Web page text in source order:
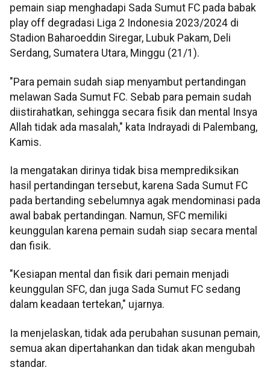
pemain siap menghadapi Sada Sumut FC pada babak
play off degradasi Liga 2 Indonesia 2023/2024 di
Stadion Baharoeddin Siregar, Lubuk Pakam, Deli
Serdang, Sumatera Utara, Minggu (21/1).
"Para pemain sudah siap menyambut pertandingan
melawan Sada Sumut FC. Sebab para pemain sudah
diistirahatkan, sehingga secara fisik dan mental Insya
Allah tidak ada masalah," kata Indrayadi di Palembang,
Kamis.
Ia mengatakan dirinya tidak bisa memprediksikan
hasil pertandingan tersebut, karena Sada Sumut FC
pada bertanding sebelumnya agak mendominasi pada
awal babak pertandingan. Namun, SFC memiliki
keunggulan karena pemain sudah siap secara mental
dan fisik.
"Kesiapan mental dan fisik dari pemain menjadi
keunggulan SFC, dan juga Sada Sumut FC sedang
dalam keadaan tertekan," ujarnya.
Ia menjelaskan, tidak ada perubahan susunan pemain,
semua akan dipertahankan dan tidak akan mengubah
standar.